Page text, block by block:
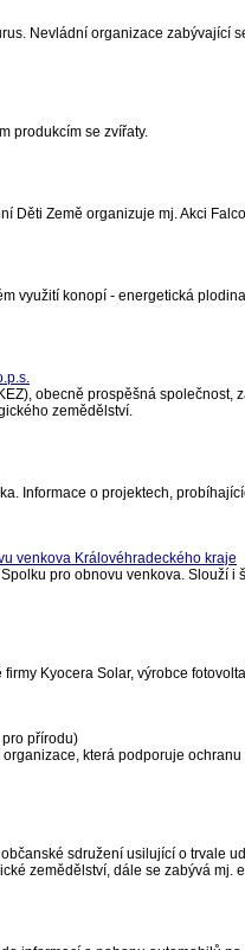
Nevládní organizace zabývající
produkcím se zvířaty.
Děti Země organizuje mj. Akci
využití konopí - energetická
obecně prospěšná společnost,
zemědělství.
Informace o projektech,
venkova Královéhradeckého kraje
pro obnovu venkova. Slouží i
Kyocera Solar, výrobce
přírodu)
která podporuje
sdružení usilující o trvale
zemědělství, dále se zabývá mj.